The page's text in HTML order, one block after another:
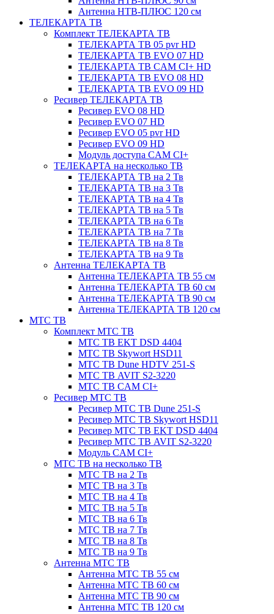
Антенна НТВ-ПЛЮС 120 см
ТЕЛЕКАРТА ТВ
Комплект ТЕЛЕКАРТА ТВ
ТЕЛЕКАРТА ТВ 05 pvr HD
ТЕЛЕКАРТА ТВ EVO 07 HD
ТЕЛЕКАРТА ТВ CAM CI+ HD
ТЕЛЕКАРТА ТВ EVO 08 HD
ТЕЛЕКАРТА ТВ EVO 09 HD
Ресивер ТЕЛЕКАРТА ТВ
Ресивер EVO 08 HD
Ресивер EVO 07 HD
Ресивер EVO 05 pvr HD
Ресивер EVO 09 HD
Модуль доступа CAM CI+
ТЕЛЕКАРТА на несколько ТВ
ТЕЛЕКАРТА ТВ на 2 Тв
ТЕЛЕКАРТА ТВ на 3 Тв
ТЕЛЕКАРТА ТВ на 4 Тв
ТЕЛЕКАРТА ТВ на 5 Тв
ТЕЛЕКАРТА ТВ на 6 Тв
ТЕЛЕКАРТА ТВ на 7 Тв
ТЕЛЕКАРТА ТВ на 8 Тв
ТЕЛЕКАРТА ТВ на 9 Тв
Антенна ТЕЛЕКАРТА ТВ
Антенна ТЕЛЕКАРТА ТВ 55 см
Антенна ТЕЛЕКАРТА ТВ 60 см
Антенна ТЕЛЕКАРТА ТВ 90 см
Антенна ТЕЛЕКАРТА ТВ 120 см
МТС ТВ
Комплект МТС ТВ
МТС ТВ EKT DSD 4404
МТС ТВ Skywort HSD11
МТС ТВ Dune HDTV 251-S
МТС ТВ AVIT S2-3220
МТС ТВ CAM CI+
Ресивер МТС ТВ
Ресивер МТС ТВ Dune 251-S
Ресивер МТС ТВ Skywort HSD11
Ресивер МТС ТВ EKT DSD 4404
Ресивер МТС ТВ AVIT S2-3220
Модуль CAM CI+
МТС ТВ на несколько ТВ
МТС ТВ на 2 Тв
МТС ТВ на 3 Тв
МТС ТВ на 4 Тв
МТС ТВ на 5 Тв
МТС ТВ на 6 Тв
МТС ТВ на 7 Тв
МТС ТВ на 8 Тв
МТС ТВ на 9 Тв
Антенна МТС ТВ
Антенна МТС ТВ 55 см
Антенна МТС ТВ 60 см
Антенна МТС ТВ 90 см
Антенна МТС ТВ 120 см